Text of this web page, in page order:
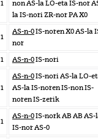
1
non AS-la LO-eta IS-nor
la IS-nori ZR-nor PA X0
1
AS-n-0IS-noren X0 AS-la
nor
1
AS-n-0IS-nori
1
AS-n-0IS-nori AS-la LO-
AS-la IS-noren IS-non IS-
noren IS-zerik
1
AS-n-0IS-nork AB AB AS-
IS-nor AS-0